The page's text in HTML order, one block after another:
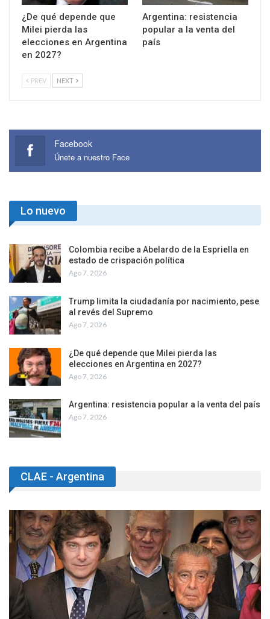
¿De qué depende que
Milei pierda las
elecciones en Argentina
en 2027?
Argentina: resistencia
popular a la venta del
país
PREV NEXT
Facebook
Únete a nuestro Face
Lo nuevo
Colombia recibe a Abelardo de la Espriella en
estado de crispación política
Ago 7, 2026
Trump limita la ciudadanía por nacimiento, pese
al revés del Supremo
Ago 7, 2026
¿De qué depende que Milei pierda las
elecciones en Argentina en 2027?
Ago 7, 2026
Argentina: resistencia popular a la venta del país
Ago 7, 2026
CLAE - Argentina